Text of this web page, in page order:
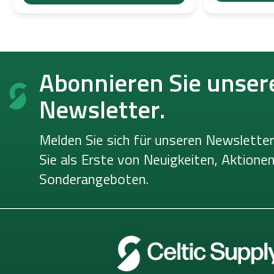
F
ß Abonnieren Sie
Newsletter.
Melden Sie sich für unseren
Sie als Erste von Neuigkeiten,
Sonderangeboten.